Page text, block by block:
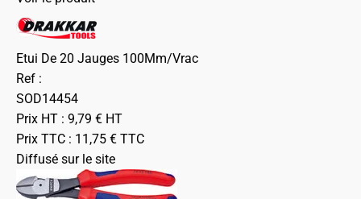
Etui De 20 Jauges 100Mm/Vrac
Ref :
SOD14454
Prix HT : 9,79 € HT
Prix TTC : 11,75 € TTC
Diffusé sur le site